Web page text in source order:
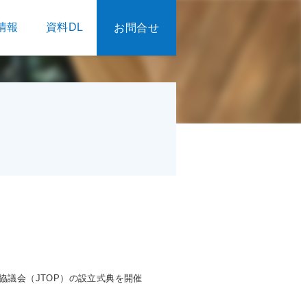
報 資料DL お問合せ
議会（JTOP）の設立式典を開催